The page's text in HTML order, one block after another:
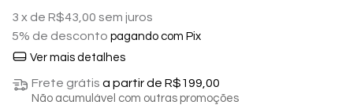
3 x de R$43,00 sem juros
5% de desconto pagando com Pix
Ver mais detalhes
Frete grátis a partir deR$199,00
Não acumulável com outras promoções